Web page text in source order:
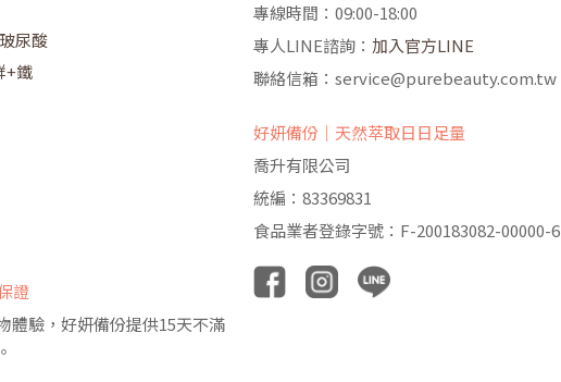
尿酸
+鐵
證
體驗，好妍備份提供15天不滿
專線時間：09:00-18:00
專人LINE諮詢： 加入官方LINE
聯絡信箱：service@purebeauty.com.tw
好妍備份｜天然萃取日日足量
喬升有限公司
統編：83369831
食品業者登錄字號：F-200183082-00000-6